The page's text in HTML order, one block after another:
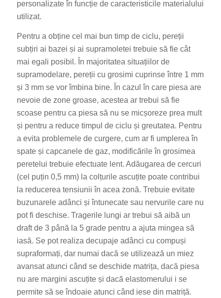
personalizate în funcție de caracteristicile materialului
utilizat.
Pentru a obține cel mai bun timp de ciclu, pereții
subțiri ai bazei și ai supramoletei trebuie să fie cât
mai egali posibil. În majoritatea situațiilor de
supramodelare, pereții cu grosimi cuprinse între 1 mm
și 3 mm se vor îmbina bine. În cazul în care piesa are
nevoie de zone groase, acestea ar trebui să fie
scoase pentru ca piesa să nu se micșoreze prea mult
și pentru a reduce timpul de ciclu și greutatea. Pentru
a evita problemele de curgere, cum ar fi umplerea în
spate și capcanele de gaz, modificările în grosimea
peretelui trebuie efectuate lent. Adăugarea de cercuri
(cel puțin 0,5 mm) la colțurile ascuțite poate contribui
la reducerea tensiunii în acea zonă. Trebuie evitate
buzunarele adânci și întunecate sau nervurile care nu
pot fi deschise. Tragerile lungi ar trebui să aibă un
draft de 3 până la 5 grade pentru a ajuta mingea să
iasă. Se pot realiza decupaje adânci cu compuși
supraformați, dar numai dacă se utilizează un miez
avansat atunci când se deschide matrița, dacă piesa
nu are margini ascuțite și dacă elastomerului i se
permite să se îndoaie atunci când iese din matriță.